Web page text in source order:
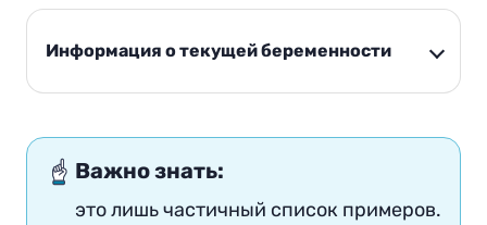
Информация о текущей беременности
Важно знать:
это лишь частичный список примеров.